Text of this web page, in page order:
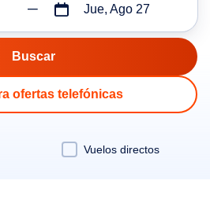
Jue, Ago 27
ofertas telefónicas
Vuelos directos